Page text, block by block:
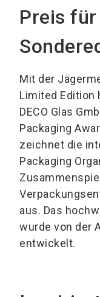
Preis
Mit der
Limited Edition
DECO Glas
Packaging
zeichnet die
Packaging
aus. Das
wurde von der
entwickelt.